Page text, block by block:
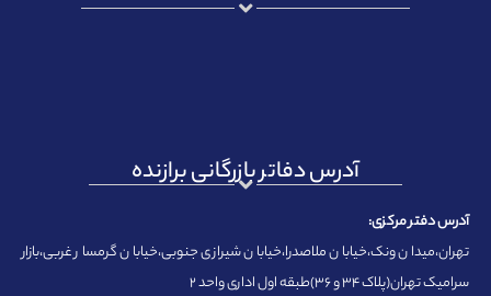
آدرس دفاتر بازرگانی برازنده
آدرس دفتر مرکزی:
تهران،میدان ونک،خیابان ملاصدرا،خیابان شیرازی جنوبی،خیابان گرمسار غربی،بازار
سرامیک تهران(پلاک ۳۴ و ۳۶)طبقه اول اداری واحد ۲